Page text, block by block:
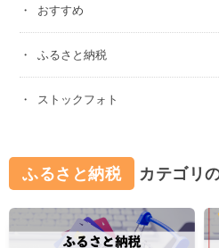
おすすめ
ふるさと納税
ストックフォト
ふるさと納税 カテゴリ